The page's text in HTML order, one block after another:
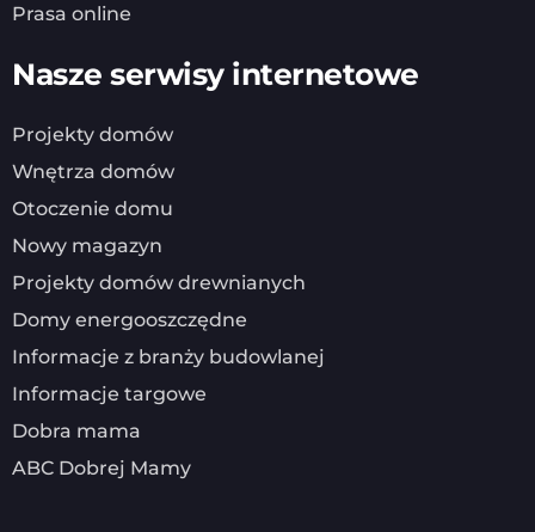
Prasa online
Nasze serwisy internetowe
Projekty domów
Wnętrza domów
Otoczenie domu
Nowy magazyn
Projekty domów drewnianych
Domy energooszczędne
Informacje z branży budowlanej
Informacje targowe
Dobra mama
ABC Dobrej Mamy